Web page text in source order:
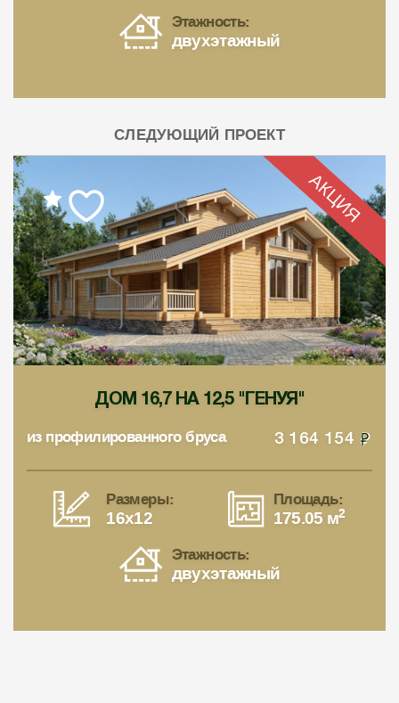
Этажность:
двухэтажный
СЛЕДУЮЩИЙ ПРОЕКТ
АКЦИЯ
ДОМ 16,7 НА 12,5 "ГЕНУЯ"
из профилированного бруса 3 164 154
Размеры:
16x12
Площадь:
175.05 м2
Этажность:
двухэтажный